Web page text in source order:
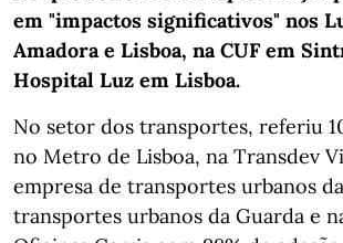
em "impactos significativos" nos
Amadora e Lisboa, na CUF em
Hospital Luz em Lisboa.
No setor dos transportes, referiu
no Metro de Lisboa, na Transdev
empresa de transportes urbanos
transportes urbanos da Guarda e